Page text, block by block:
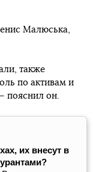
Малюська,
также
по активам и
пояснил он.
их внесут в